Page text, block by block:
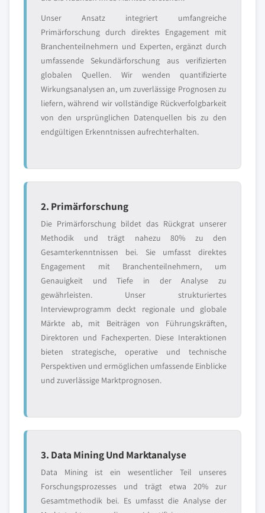
Unser Ansatz integriert umfangreiche
Primärforschung durch direktes Engagement mit
Branchenteilnehmern und Experten, ergänzt durch
umfassende Sekundärforschung aus verifizierten
globalen Quellen. Wir wenden quantifizierte
Wirkungsanalysen an, um zuverlässige Prognosen zu
liefern, während wir vollständige Rückverfolgbarkeit
von den ursprünglichen Datenquellen bis zu den
endgültigen Erkenntnissen aufrechterhalten.
2. Primärforschung
Die Primärforschung bildet das Rückgrat unserer
Methodik und trägt nahezu 80% zu den
Gesamterkenntnissen bei. Sie umfasst direktes
Engagement mit Branchenteilnehmern, um
Genauigkeit und Tiefe in der Analyse zu
gewährleisten. Unser strukturiertes
Interviewprogramm deckt regionale und globale
Märkte ab, mit Beiträgen von Führungskräften,
Direktoren und Fachexperten. Diese Interaktionen
bieten strategische, operative und technische
Perspektiven und ermöglichen umfassende Einblicke
und zuverlässige Marktprognosen.
3. Data Mining Und Marktanalyse
Data Mining ist ein wesentlicher Teil unseres
Forschungsprozesses und trägt etwa 20% zur
Gesamtmethodik bei. Es umfasst die Analyse der